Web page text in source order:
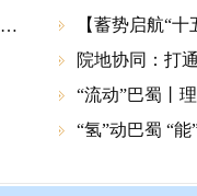
 【蓄势启航“十
 院地协同：打
 “流动”巴蜀丨
 “氢”动巴蜀 “